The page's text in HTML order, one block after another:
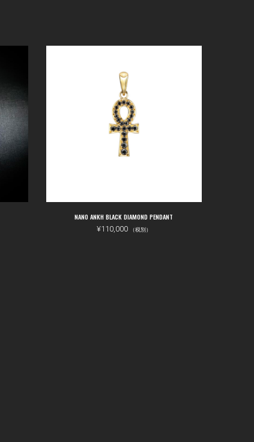
お買い物カゴに追加
NANO ANKH BLACK DIAMOND PENDANT
¥110,000 （税別）